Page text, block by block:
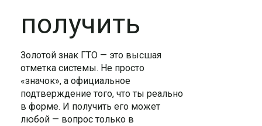
получить
Золотой знак ГТО — это высшая
отметка системы. Не просто
«значок», а официальное
подтверждение того, что ты реально
в форме. И получить его может
любой — вопрос только в